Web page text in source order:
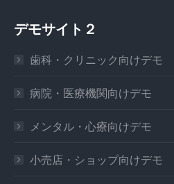
デモサイト２
歯科・クリニック向けデモ
病院・医療機関向けデモ
メンタル・心療向けデモ
小売店・ショップ向けデモ